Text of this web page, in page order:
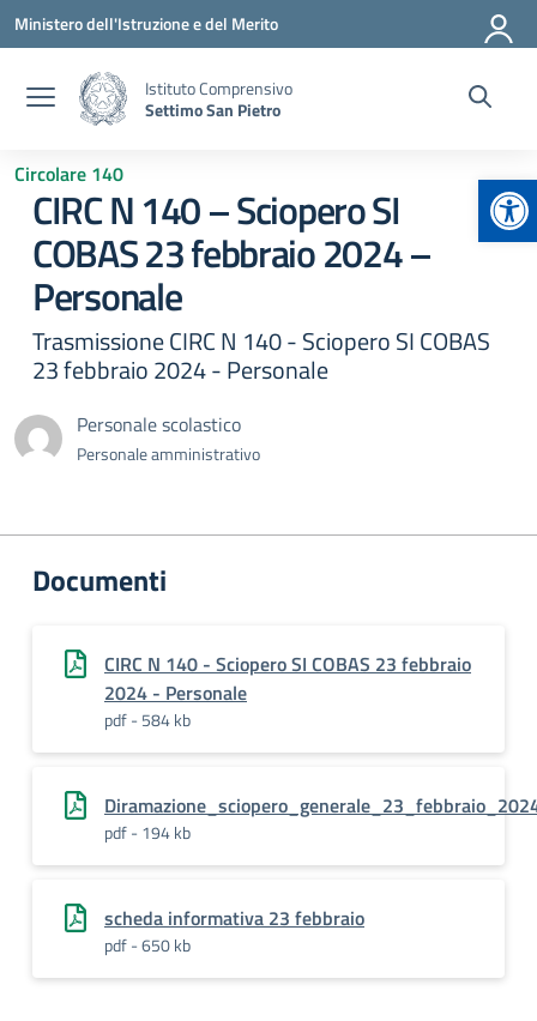
Vai ai contenuti
Vai al menu di navigazione
Vai al footer
Ministero dell'Istruzione e del Merito
Istituto Comprensivo
Settimo San Pietro
Circolare 140
CIRC N 140 – Sciopero SI
COBAS 23 febbraio 2024 –
Personale
Trasmissione CIRC N 140 - Sciopero SI COBAS
23 febbraio 2024 - Personale
Personale scolastico
Personale amministrativo
Documenti
CIRC N 140 - Sciopero SI COBAS 23 febbraio
2024 - Personale
pdf - 584 kb
pdf - 194 kb
scheda informativa 23 febbraio
pdf - 650 kb